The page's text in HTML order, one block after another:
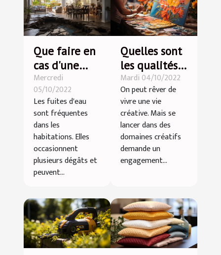
Que faire en
cas d'une
fuite d'eau?
Mercredi
05/10/2022
Les fuites d'eau
sont fréquentes
dans les
habitations. Elles
occasionnent
plusieurs dégâts et
peuvent...
Quelles sont
les qualités
nécessaires
pour réussir
une étude
d'art ?
Mardi 04/10/2022
On peut rêver de
vivre une vie
créative. Mais se
lancer dans des
domaines créatifs
demande un
engagement...